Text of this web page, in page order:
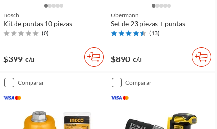
Bosch
Kit de puntas 10 piezas
(0)
$399 c/u
Ubermann
Set de 23 piezas + puntas
(13)
$890 c/u
comparar comparar